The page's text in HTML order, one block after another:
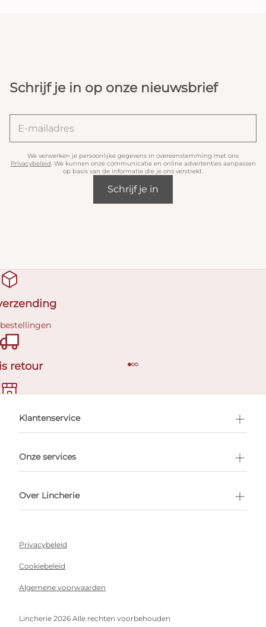
Schrijf je in op onze nieuwsbrief
We verwerken je persoonlijke gegevens in overeenstemming met ons
Privacybeleid. We kunnen onze communicatie en online advertenties aanpassen
op basis van de informatie die je ons verstrekt.
Schrijf je in
retour
afspraak
Klantenservice
Onze services
Over Lincherie
Privacybeleid
Cookiebeleid
Algemene voorwaarden
Lincherie 2026 Alle rechten voorbehouden